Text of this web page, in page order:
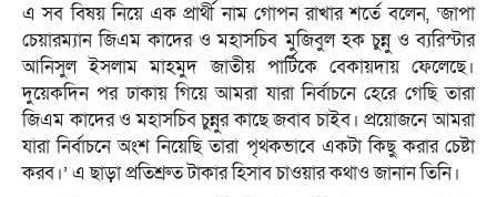
এ সব বিষয় নিয়ে এক প্রার্থী নাম গোপন রাখার শর্তে বলেন, ‘জাপা
চেয়ারম্যান জিএম কাদের ও মহাসচিব মুজিবুল হক চুন্নু ও ব্যরিস্টার
আনিসুল ইসলাম মাহমুদ জাতীয় পার্টিকে বেকায়দায় ফেলেছে।
দুয়েকদিন পর ঢাকায় গিয়ে আমরা যারা নির্বাচনে হেরে গেছি তারা
জিএম কাদের ও মহাসচিব চুন্নুর কাছে জবাব চাইব। প্রয়োজনে আমরা
যারা নির্বাচনে অংশ নিয়েছি তারা পৃথকভাবে একটা কিছু করার চেষ্টা
করব।’ এ ছাড়া প্রতিশ্রুত টাকার হিসাব চাওয়ার কথাও জানান তিনি।